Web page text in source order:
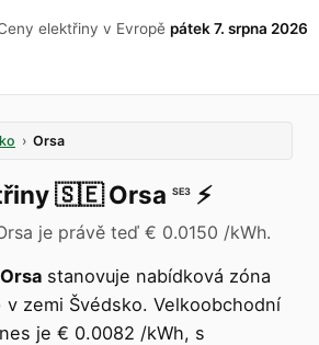
Ceny elektřiny v Evropě pátek 7. srpna 2026
› Orsa
🇸🇪 Orsa SE3 ⚡️
je právě teď € 0.0150 /kWh.
Orsa stanovuje nabídková zóna
v zemi Švédsko. Velkoobchodní
je € 0.0082 /kWh, s